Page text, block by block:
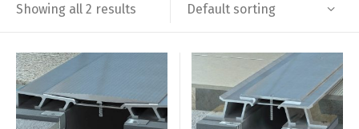
Showing all 2 results Default sorting